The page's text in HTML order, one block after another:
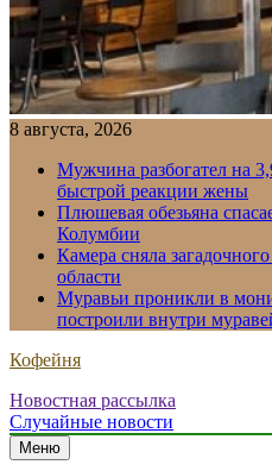
8 августа, 2026
Мужчина разбогател на
быстрой реакции жены
Плюшевая обезьяна
Колумбии
Камера сняла
области
Муравьи проникли в
построили внутри
Кофейня
Новостная рассылка
Случайные новости
Меню